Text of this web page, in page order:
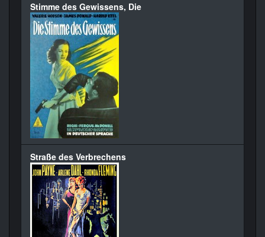
Stimme des Gewissens, Die
Straße des Verbrechens